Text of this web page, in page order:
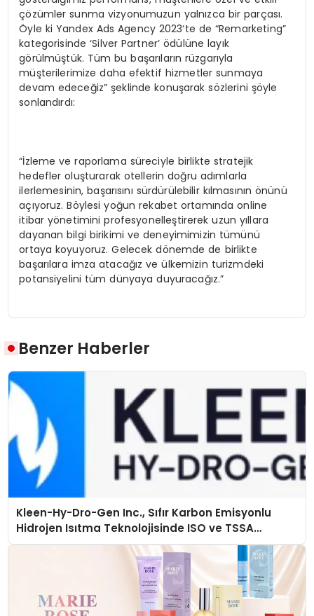
çözümler sunma vizyonumuzun yalnızca bir parçası.
Öyle ki Yandex Ads Agency 2023‘te de “Remarketing”
kategorisinde ‘Silver Partner’ ödülüne layık
görülmüştük. Tüm bu başarıların rüzgarıyla
müşterilerimize daha efektif hizmetler sunmaya
devam edeceğiz” şeklinde konuşarak sözlerini şöyle
sonlandırdı:
“İzleme ve raporlama süreciyle birlikte stratejik
hedefler oluşturarak otellerin doğru adımlarla
ilerlemesinin, başarısını sürdürülebilir kılmasının önünü
açıyoruz. Böylesi yoğun rekabet ortamında online
itibar yönetimini profesyonelleştirerek uzun yıllara
dayanan bilgi birikimi ve deneyimimizin tümünü
ortaya koyuyoruz. Gelecek dönemde de birlikte
başarılara imza atacağız ve ülkemizin turizmdeki
potansiyelini tüm dünyaya duyuracağız.”
Benzer Haberler
Kleen-Hy-Dro-Gen Inc., Sıfır Karbon Emisyonlu
Hidrojen Isıtma Teknolojisinde ISO ve TSSA
Düzenleyici Onaylarını Aldı